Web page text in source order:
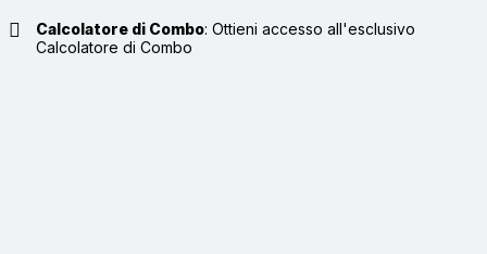
Calcolatore di Combo: Ottieni accesso all'esclusivo
Calcolatore di Combo